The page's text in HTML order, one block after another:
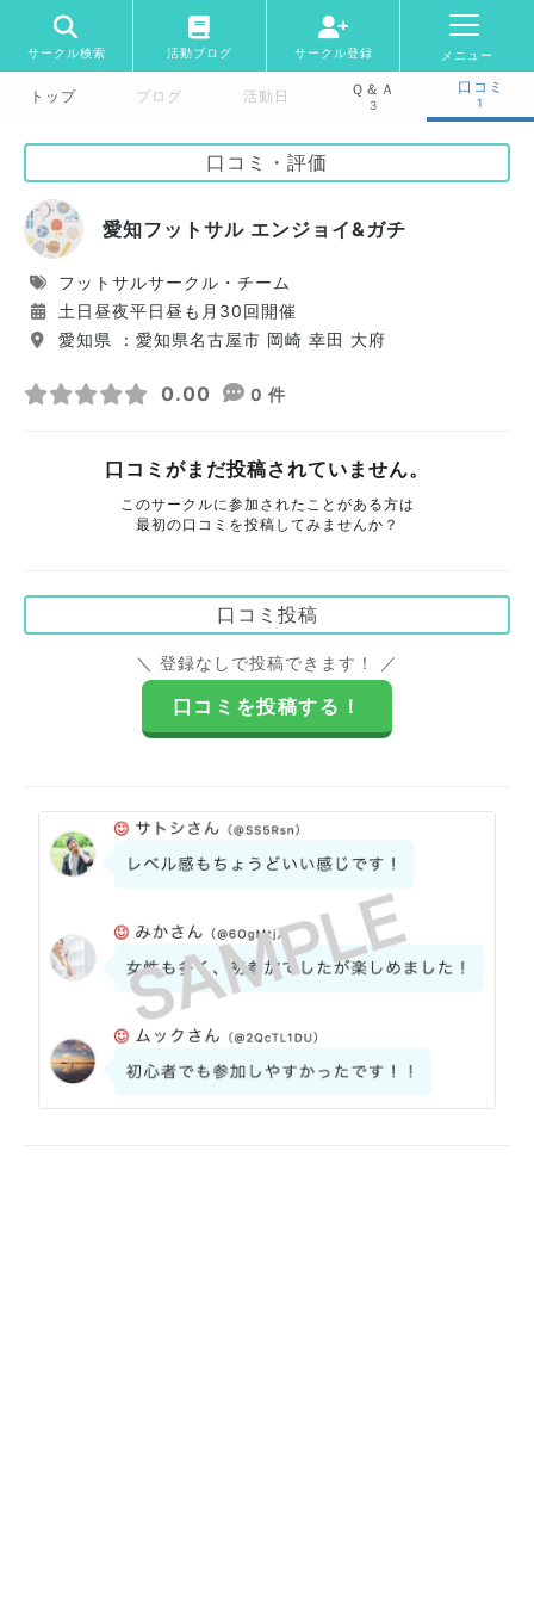
サークル検索 活動ブログ サークル登録 メニュー
トップ ブログ 活動日 Ｑ＆Ａ
3
口コミ
1
口コミ・評価
愛知フットサル エンジョイ&ガチ
フットサルサークル・チーム
土日昼夜平日昼も月30回開催
愛知県 ：愛知県名古屋市 岡崎 幸田 大府
0.00 0 件
口コミがまだ投稿されていません。
このサークルに参加されたことがある方は
最初の口コミを投稿してみませんか？
口コミ投稿
＼ 登録なしで投稿できます！ ／
口コミを投稿する！